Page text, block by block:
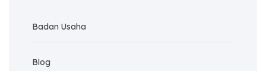
Badan Usaha
Blog